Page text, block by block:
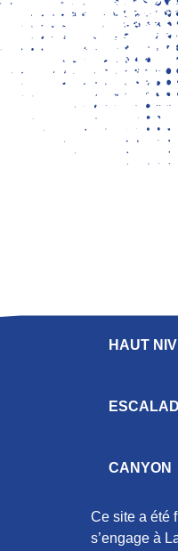
HAUT
CANYON
Ce site a été
s’engage à